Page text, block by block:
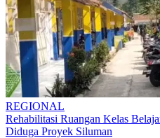
REGIONAL
Rehabilitasi Ruangan Kelas
Diduga Proyek Siluman